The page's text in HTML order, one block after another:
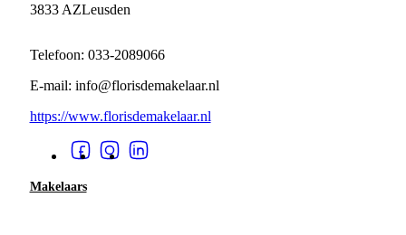
3833 AZLeusden
Telefoon: 033-2089066
E-mail: info@florisdemakelaar.nl
https://www.florisdemakelaar.nl
Makelaars